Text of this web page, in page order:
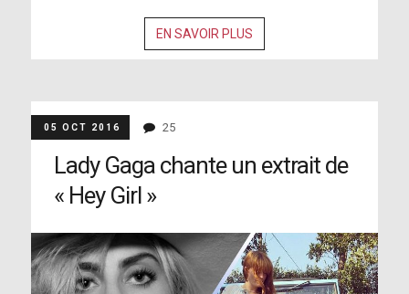
EN SAVOIR PLUS
05 OCT 2016 25
Lady Gaga chante un extrait de
« Hey Girl »